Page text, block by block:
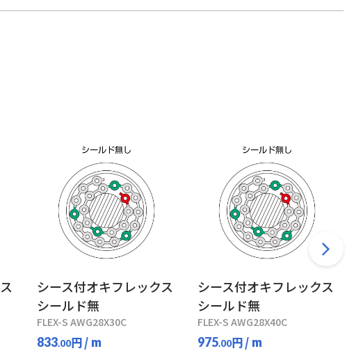
シース付オキフレックス
シールド無
FLEX-S AWG28X30C
833.00円/ m
シース付オキフレックス
シールド無
FLEX-S AWG28X40C
975.00円/ m